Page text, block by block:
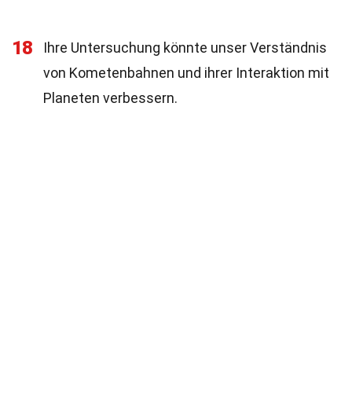
18
Ihre Untersuchung könnte unser Verständnis
von Kometenbahnen und ihrer Interaktion mit
Planeten verbessern.